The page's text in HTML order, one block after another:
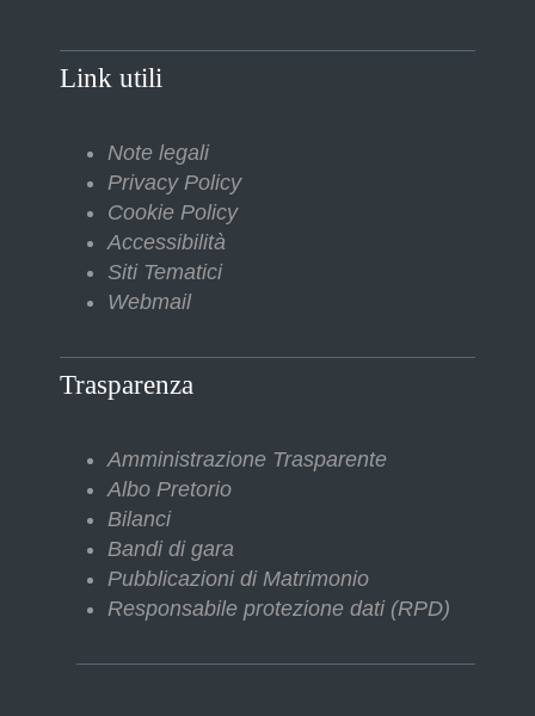
Link utili
Note legali
Privacy Policy
Cookie Policy
Accessibilità
Siti Tematici
Webmail
Trasparenza
Amministrazione Trasparente
Albo Pretorio
Bilanci
Bandi di gara
Pubblicazioni di Matrimonio
Responsabile protezione dati (RPD)